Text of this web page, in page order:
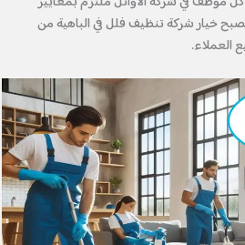
خيار شركة تنظيف فلل في الباهية من